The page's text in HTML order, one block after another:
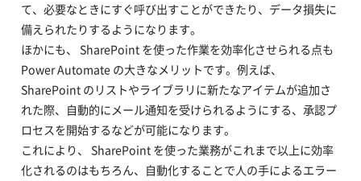
て、必要なときにすぐ呼び出すことができたり、データ損失に
備えられたりするようになります。
ほかにも、 SharePoint を使った作業を効率化させられる点も
Power Automate の大きなメリットです。例えば、
SharePoint のリストやライブラリに新たなアイテムが追加さ
れた際、自動的にメール通知を受けられるようにする、承認プ
ロセスを開始するなどが可能になります。
これにより、 SharePoint を使った業務がこれまで以上に効率
化されるのはもちろん、自動化することで人の手によるエラー